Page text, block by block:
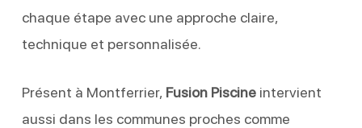
chaque étape avec une approche claire,
technique et personnalisée.
Présent à Montferrier, Fusion Piscineintervient
aussi dans les communes proches comme